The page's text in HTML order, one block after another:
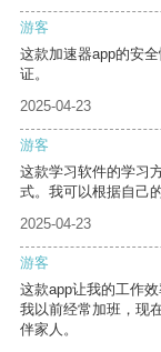
游客
这款加速器app的安
证。
2025-04-23
游客
这款学习软件的学习
式。我可以根据自己
2025-04-23
游客
这款app让我的工作
我以前经常加班，现
伴家人。